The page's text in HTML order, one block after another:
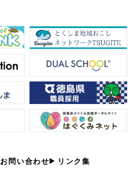
お問い合わせ リンク集